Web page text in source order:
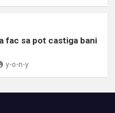
fac sa pot castiga bani
y-o-n-y